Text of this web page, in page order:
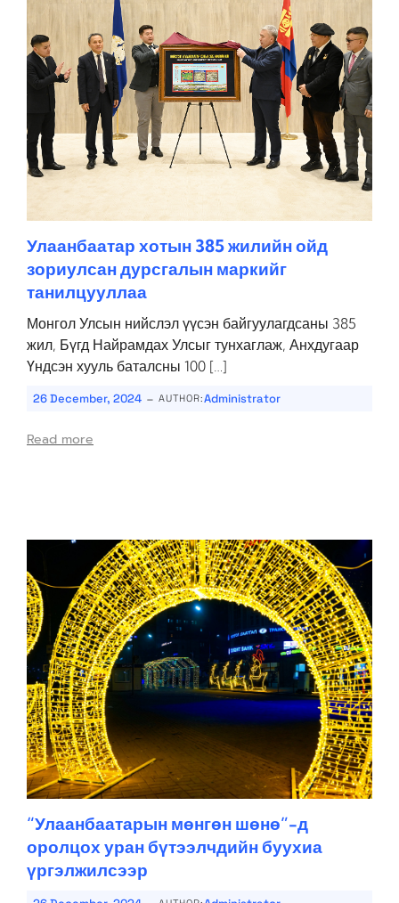
Улаанбаатар хотын 385 жилийн ойд
зориулсан дурсгалын маркийг
танилцууллаа
Монгол Улсын нийслэл үүсэн байгуулагдсаны 385
жил, Бүгд Найрамдах Улсыг тунхаглаж, Анхдугаар
Үндсэн хууль баталсны 100 […]
26 December, 2024 - AUTHOR:Administrator
Read more
“Улаанбаатарын мөнгөн шөнө”-д
оролцох уран бүтээлчдийн буухиа
үргэлжилсээр